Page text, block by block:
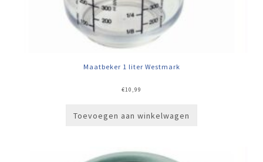
Maatbeker 1 liter Westmark
€10,99
Toevoegen aan winkelwagen